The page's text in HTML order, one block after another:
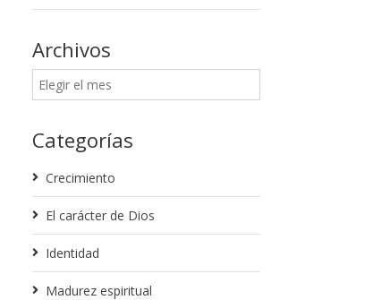
Archivos
Categorías
Crecimiento
El carácter de Dios
Identidad
Madurez espiritual